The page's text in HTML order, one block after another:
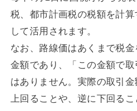
税、都市計画税の税額を計
して活用されます。
なお、路線価はあくまで税
金額であり、「この金額で
はありません。実際の取引
上回ることや、逆に下回るこ